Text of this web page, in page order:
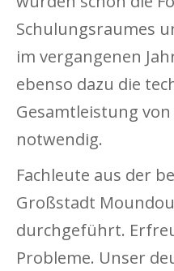
Schulungsraumes
im vergangenen
ebenso dazu die
Gesamtleistung
notwendig.
Fachleute aus der
Großstadt
durchgeführt.
Probleme. Unser